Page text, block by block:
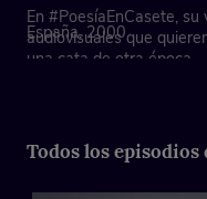
En #PoesíaEnCasete,
audiovisuales que
una cata de otra época.
Diego Jesús Jiménez
España, 2000
Todos los